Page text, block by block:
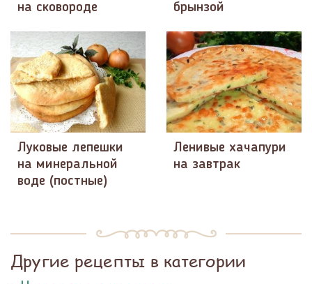
на сковороде
брынзой
Луковые лепешки
на минеральной
воде (постные)
Ленивые хачапури
на завтрак
Другие рецепты в категории